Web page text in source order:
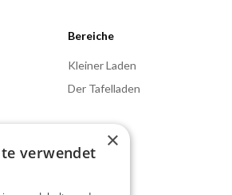
Bereiche
Kleiner Laden
Der Tafelladen
×
verwendet